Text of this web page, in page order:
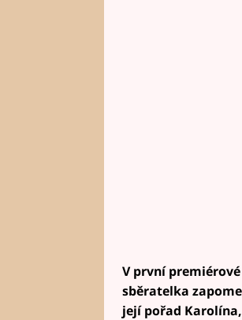
V první
sběratelka
její pořad